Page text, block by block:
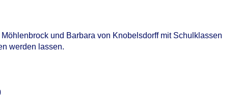
und Barbara von Knobelsdorff mit Schulklassen
werden lassen.